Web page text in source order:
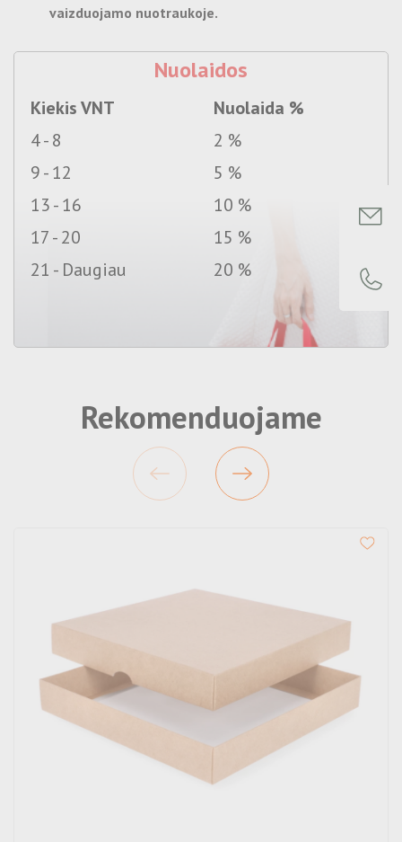
vaizduojamo nuotraukoje.
Nuolaidos
Kiekis VNT
Nuolaida %
4 - 8
2 %
9 - 12
5 %
13 - 16
10 %
17 - 20
15 %
21 - Daugiau
20 %
Rekomenduojame